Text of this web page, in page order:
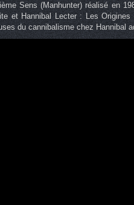
Sens (Manhunter) réalisé en
et Hannibal Lecter : Les
du cannibalisme chez Hannibal